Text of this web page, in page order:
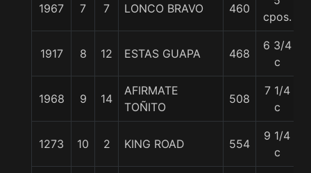
1967 7 7 LONCO BRAVO 460
cpos.
1917 8 12 ESTAS GUAPA 468
6 3/4
c
1968 9 14
AFIRMATE
TOÑITO
508
7 1/4
c
1273 10 2 KING ROAD 554
9 1/4
c